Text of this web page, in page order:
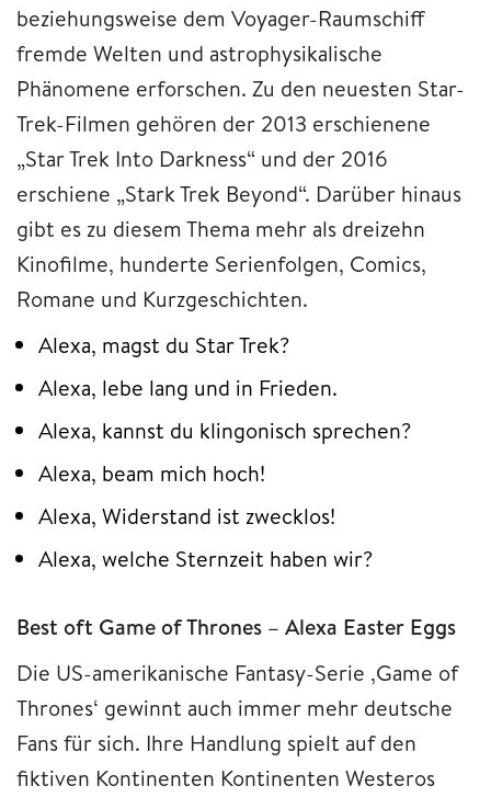
beziehungsweise dem Voyager-Raumschiff
fremde Welten und astrophysikalische
Phänomene erforschen. Zu den neuesten Star-
Trek-Filmen gehören der 2013 erschienene
„Star Trek Into Darkness“ und der 2016
erschiene „Stark Trek Beyond“. Darüber hinaus
gibt es zu diesem Thema mehr als dreizehn
Kinofilme, hunderte Serienfolgen, Comics,
Romane und Kurzgeschichten.
Alexa, magst du Star Trek?
Alexa, lebe lang und in Frieden.
Alexa, kannst du klingonisch sprechen?
Alexa, beam mich hoch!
Alexa, Widerstand ist zwecklos!
Alexa, welche Sternzeit haben wir?
Best oft Game of Thrones – Alexa Easter Eggs
Die US-amerikanische Fantasy-Serie ‚Game of
Thrones‘ gewinnt auch immer mehr deutsche
Fans für sich. Ihre Handlung spielt auf den
fiktiven Kontinenten Kontinenten Westeros